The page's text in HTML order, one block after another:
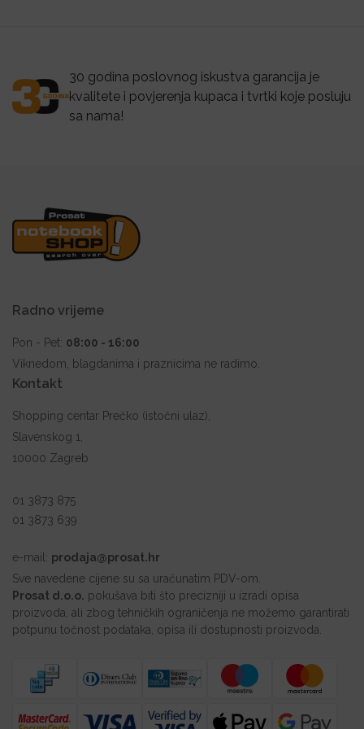
30 godina poslovnog iskustva garancija je
kvalitete i povjerenja kupaca i tvrtki koje posluju
sa nama!
Radno vrijeme
Pon - Pet: 08:00 - 16:00
Viknedom, blagdanima i praznicima ne radimo.
Kontakt
Shopping centar Prečko (istočni ulaz),
Slavenskog 1,
10000 Zagreb
01 3873 875
01 3873 639
e-mail: prodaja@prosat.hr
Sve navedene cijene su sa uračunatim PDV-om.
Prosat d.o.o. pokušava biti što precizniji u izradi opisa
proizvoda, ali zbog tehničkih ograničenja ne možemo garantirati
potpunu točnost podataka, opisa ili dostupnosti proizvoda.